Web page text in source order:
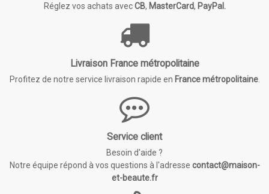
Réglez vos achats avecCB, MasterCard, PayPal.
Livraison France métropolitaine
Profitez de notre service livraison rapide en France métropolitaine.
Service client
Besoin d'aide ?
Notre équipe répond à vos questions à l'adresse contact@maison-
et-beaute.fr